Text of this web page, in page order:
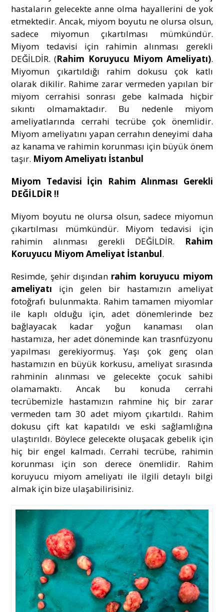
hastaların gelecekte anne olma hayallerini de yok
etmektedir. Ancak, miyom boyutu ne olursa olsun,
sadece miyomun çıkartılması mümkündür.
Miyom tedavisi için rahimin alınması gerekli
DEĞİLDİR. (Rahim Koruyucu Miyom Ameliyatı).
Miyomun çıkartıldığı rahim dokusu çok katlı
olarak dikilir. Rahime zarar vermeden yapılan bir
miyom cerrahisi sonrası gebe kalmada hiçbir
sıkıntı olmamaktadır. Bu nedenle miyom
ameliyatlarında cerrahi tecrübe çok önemlidir.
Miyom ameliyatını yapan cerrahın deneyimi daha
az kanama ve rahimin korunması için büyük önem
taşır. Miyom Ameliyatı İstanbul
Miyom Tedavisi İçin Rahim Alınması Gerekli
DEĞİLDİR !!
Miyom boyutu ne olursa olsun, sadece miyomun
çıkartılması mümkündür. Miyom tedavisi için
rahimin alınması gerekli DEĞİLDİR.
Rahim
Koruyucu Miyom Ameliyat İstanbul.
Resimde, şehir dışından rahim koruyucu miyom
ameliyatı için gelen bir hastamızın ameliyat
fotoğrafı bulunmakta. Rahim tamamen miyomlar
ile kaplı olduğu için, adet dönemlerinde bez
bağlayacak kadar yoğun kanaması olan
hastamıza, her adet döneminde kan trasnfüzyonu
yapılması gerekiyormuş. Yaşı çok genç olan
hastamızın en büyük korkusu, ameliyat sırasında
rahminin alınması ve gelecekte çocuk sahibi
olamamaktı. Ancak bu konuda cerrahi
tecrübemizle hastamızın rahmine hiç bir zarar
vermeden tam 30 adet miyom çıkartıldı. Rahim
dokusu çift kat kapatıldı ve eski sağlamlığına
ulaştırıldı. Böylece gelecekte oluşacak gebelik için
hiç bir engel kalmadı. Cerrahi tecrübe, rahimin
korunması için son derece önemlidir. Rahim
koruyucu miyom ameliyatı ile ilgili detaylı bilgi
almak için bize ulaşabilirisiniz.